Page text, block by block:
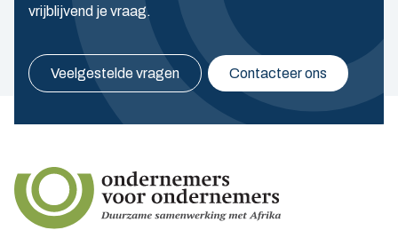
vrijblijvend je vraag.
Veelgestelde vragen Contacteer ons